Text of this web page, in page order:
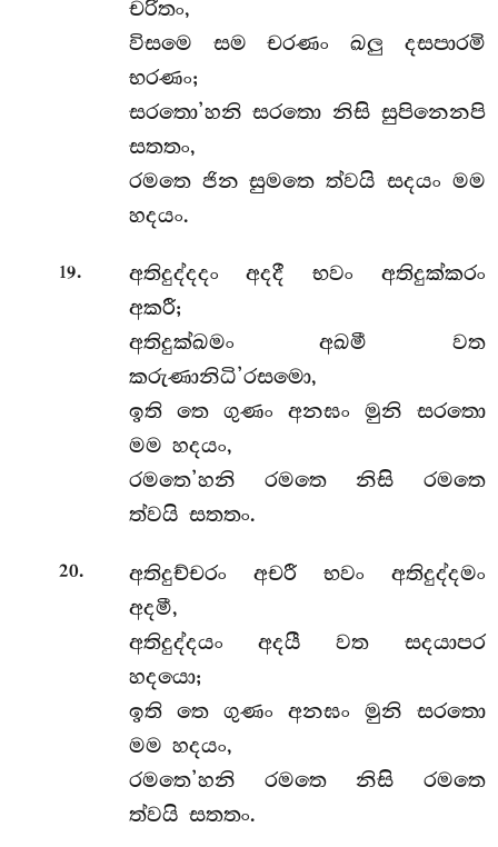
චරිතං,
විසමෙ සම චරණං ඛලු දසපාරමි
භරණං;
සරතො’හනි සරතො නිසි සුපිනෙනපි
සතතං,
රමතෙ ජින සුමතෙ ත්වයි සදයං මම
හදයං.
19.
අතිදුද්දදං අදදී භවං අතිදුක්කරං
අකරී;
අතිදුක්ඛමං අඛමී වත
කරුණානිධි’රසමො,
ඉති තෙ ගුණං අනඝං මුනි සරතො
මම හදයං,
රමතෙ’හනි රමතෙ නිසි රමතෙ
ත්වයි සතතං.
20.
අතිදුච්චරං අචරී භවං අතිදුද්දමං
අදමී,
අතිදුද්දයං අදයී වත සදයාපර
හදයො;
ඉති තෙ ගුණං අනඝං මුනි සරතො
මම හදයං,
රමතෙ’හනි රමතෙ නිසි රමතෙ
ත්වයි සතතං.